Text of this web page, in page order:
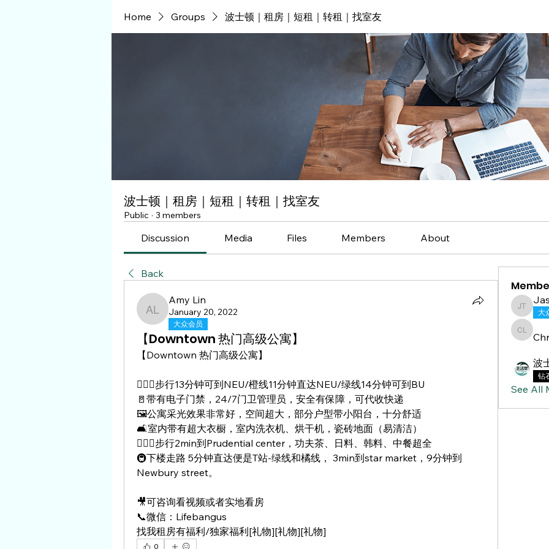
Home Groups 波士顿｜租房｜短租｜转租｜找室友
波士顿｜租房｜短租｜转租｜找室友
Public · 3 members
Discussion Media Files Members About
Back
Amy Lin
Amy Lin
January 20, 2022
大众会员
【Downtown 热门高级公寓】
【Downtown 热门高级公寓】
🏃🏻‍♂️步行13分钟可到NEU/橙线11分钟直达NEU/绿线14分钟可到BU
🚪带有电子门禁，24/7门卫管理员，安全有保障，可代收快递
🖼公寓采光效果非常好，空间超大，部分户型带小阳台，十分舒适
🛋室内带有超大衣橱，室内洗衣机、烘干机，瓷砖地面（易清洁）
🏃🏻‍♀️步行2min到Prudential center，功夫茶、日料、韩料、中餐超全
🚇下楼走路 5分钟直达便是T站-绿线和橘线， 3min到star market，9分钟到
Newbury street。
🎥可咨询看视频或者实地看房
📞微信：Lifebangus
找我租房有福利/独家福利[礼物][礼物][礼物]
0
大
Chris
波
钻
See All